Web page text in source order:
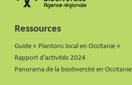
Ressources
Guide « Plantons local en Occitanie »
Rapport d’activités 2024
Panorama de la biodiversité en Occitanie